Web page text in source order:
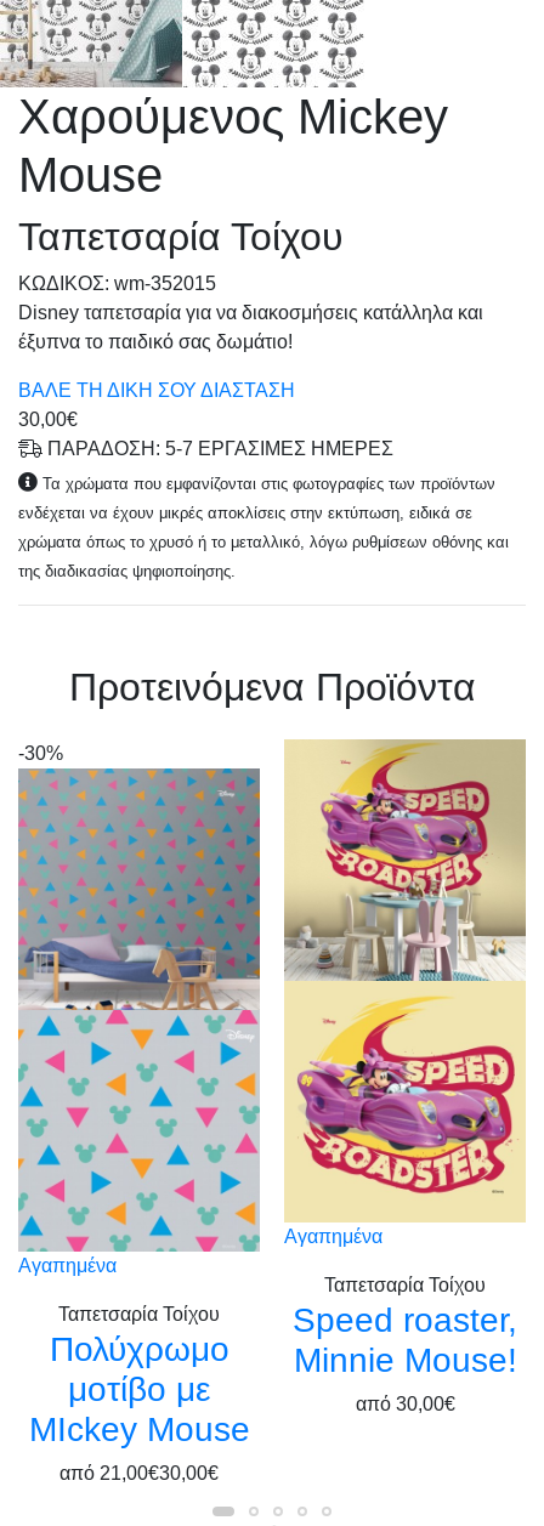
Χαρούμενος Mickey
Mouse
Ταπετσαρία Τοίχου
KΩΔΙΚΟΣ: wm-352015
Disney ταπετσαρία για να διακοσμήσεις κατάλληλα και
έξυπνα το παιδικό σας δωμάτιο!
ΒΑΛΕ ΤΗ ΔΙΚΗ ΣΟΥ ΔΙΑΣΤΑΣΗ
30,00€
ΠΑΡΑΔΟΣΗ: 5-7 ΕΡΓΑΣΙΜΕΣ ΗΜΕΡΕΣ
Τα χρώματα που εμφανίζονται στις φωτογραφίες των προϊόντων
ενδέχεται να έχουν μικρές αποκλίσεις στην εκτύπωση, ειδικά σε
χρώματα όπως το χρυσό ή το μεταλλικό, λόγω ρυθμίσεων οθόνης και
της διαδικασίας ψηφιοποίησης.
Πρoτεινόμενα Προϊόντα
-30%
Αγαπημένα
Ταπετσαρία Τοίχου
Πολύχρωμο
μοτίβο με
MIckey Mouse
από 21,00€30,00€
Αγαπημένα
Ταπετσαρία Τοίχου
Speed roaster,
Minnie Mouse!
από 30,00€